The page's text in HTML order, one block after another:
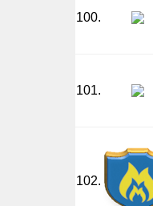
100.
101.
102.